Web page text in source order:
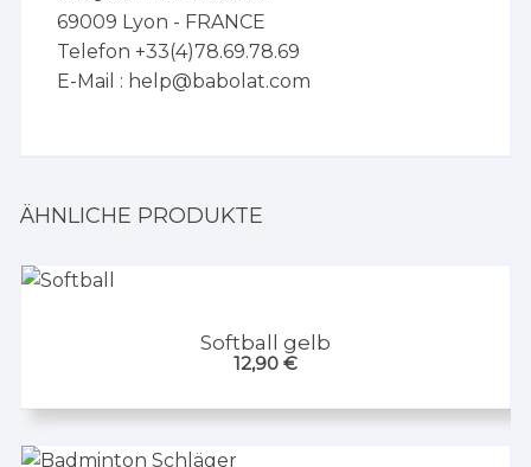
69009 Lyon - FRANCE
Telefon +33(4)78.69.78.69
E-Mail : help@babolat.com
ÄHNLICHE PRODUKTE
Softball gelb
12,90 €